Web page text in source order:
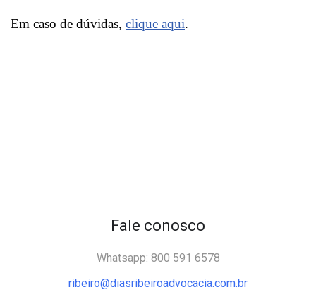
Em caso de dúvidas, clique aqui.
Fale conosco
Whatsapp: 800 591 6578
ribeiro@diasribeiroadvocacia.com.br